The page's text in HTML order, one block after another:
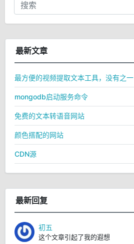
最新文章
最方便的视频提取文本工具，没有之一
mongodb启动服务命令
免费的文本转语音网站
颜色搭配的网站
CDN源
最新回复
初五
这个文章引起了我的遐想